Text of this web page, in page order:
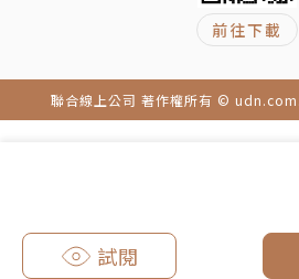
試閱
前往下載
聯合線上公司 著作權所有 ©